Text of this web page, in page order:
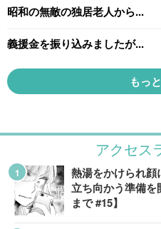
アクセス
熱湯をかけられ
立ち向かう準備
まで #15】